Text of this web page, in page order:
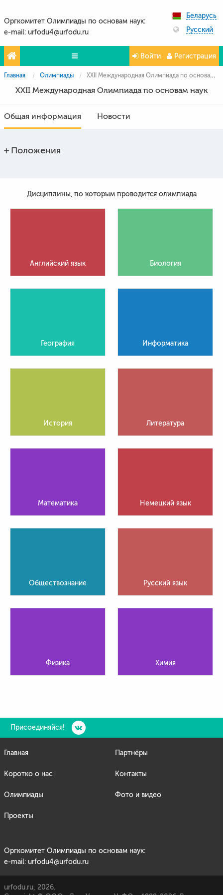
Оргкомитет Олимпиады по основам наук:
e-mail: urfodu4@urfodu.ru
Беларусь
Русский
Олимпиады
Партнёры
Войти Регистрация
Главная Олимпиады XXII Международная Олимпиада по основам наук
XXII Международная Олимпиада по основам наук
Общая информация Новости
Положения
Дисциплины, по которым проводится олимпиада
Английский язык Биология
География Информатика
История Литература
Математика Немецкий язык
Обществознание Русский язык
Физика Химия
Присоединяйся!
Главная
Коротко о нас
Олимпиады
Проекты
Партнёры
Контакты
Фото и видео
Оргкомитет Олимпиады по основам наук:
e-mail: urfodu4@urfodu.ru
urfodu.ru, 2026.